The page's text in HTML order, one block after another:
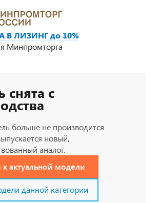
В ЛИЗИНГ до 10%
Минпромторга
снята с
больше не производится.
новый,
аналог.
актуальной модели
данной категории